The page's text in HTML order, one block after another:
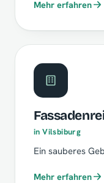
Mehr erfahren
in Vilsbiburg
Ein sauberes
Mehr erfahren